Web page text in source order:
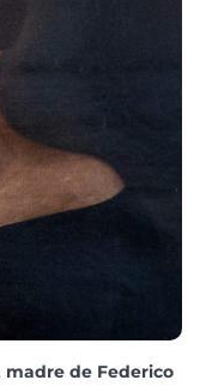
madre de Federico